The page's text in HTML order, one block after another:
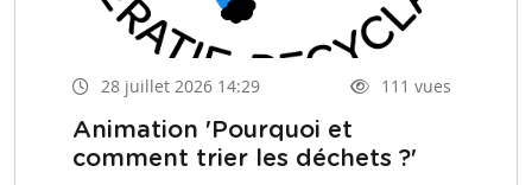
28 juillet 2026 14:29 111 vues
Animation 'Pourquoi et
comment trier les déchets ?'